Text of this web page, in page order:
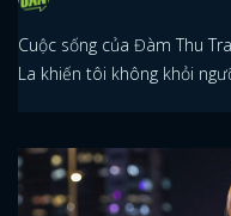
Cuộc sống của Đàm Thu
La khiến tôi không khỏi